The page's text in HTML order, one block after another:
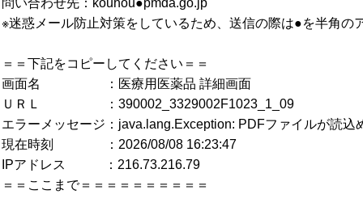
問い合わせ先：kouhou●pmda.go.jp
※迷惑メール防止対策をしているため、送信の際は●を半角の
＝＝下記をコピーしてください＝＝
画面名 ：医療用医薬品 詳細画面
ＵＲＬ ：390002_3329002F1023_1_09
エラーメッセージ：java.lang.Exception: PDFファイルが読込
現在時刻 ：2026/08/08 16:23:47
IPアドレス ：216.73.216.79
＝＝ここまで＝＝＝＝＝＝＝＝＝＝